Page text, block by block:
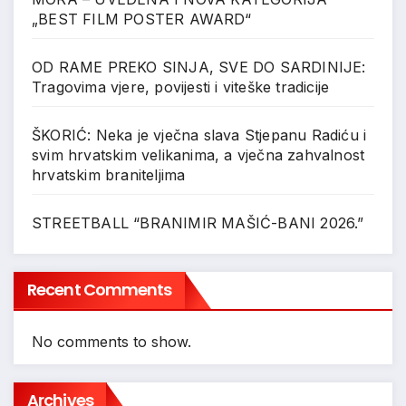
„BEST FILM POSTER AWARD“
OD RAME PREKO SINJA, SVE DO SARDINIJE:
Tragovima vjere, povijesti i viteške tradicije
ŠKORIĆ: Neka je vječna slava Stjepanu Radiću i
svim hrvatskim velikanima, a vječna zahvalnost
hrvatskim braniteljima
STREETBALL “BRANIMIR MAŠIĆ-BANI 2026.”
Recent Comments
No comments to show.
Archives